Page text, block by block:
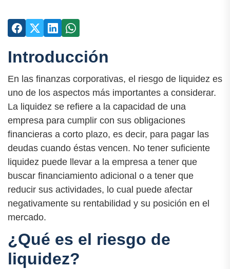
Introducción
En las finanzas corporativas, el riesgo de liquidez es
uno de los aspectos más importantes a considerar.
La liquidez se refiere a la capacidad de una
empresa para cumplir con sus obligaciones
financieras a corto plazo, es decir, para pagar las
deudas cuando éstas vencen. No tener suficiente
liquidez puede llevar a la empresa a tener que
buscar financiamiento adicional o a tener que
reducir sus actividades, lo cual puede afectar
negativamente su rentabilidad y su posición en el
mercado.
¿Qué es el riesgo de
liquidez?